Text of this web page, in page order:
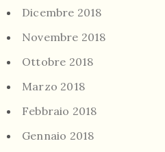
Dicembre 2018
Novembre 2018
Ottobre 2018
Marzo 2018
Febbraio 2018
Gennaio 2018